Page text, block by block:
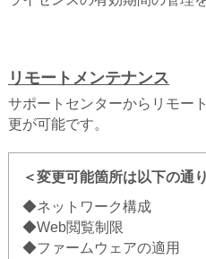
リモートメンテナンス
サポートセンターからリモー
更が可能です。
＜変更可能箇所は以下の通
◆ネットワーク構成
◆Web閲覧制限
◆ファームウェアの適用